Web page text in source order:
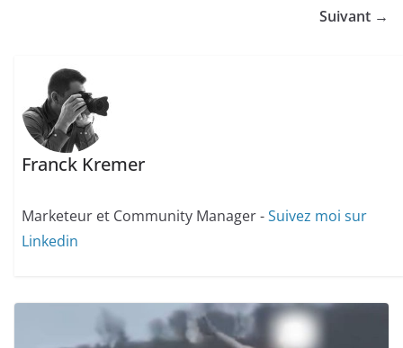
Suivant →
Franck Kremer
Marketeur et Community Manager -Suivez moi sur
Linkedin